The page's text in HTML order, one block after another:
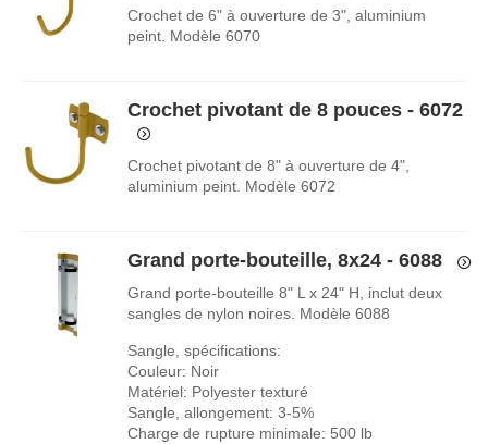
Crochet de 6" à ouverture de 3", aluminium
peint. Modèle 6070
Crochet pivotant de 8 pouces - 6072
Crochet pivotant de 8" à ouverture de 4",
aluminium peint. Modèle 6072
Grand porte-bouteille, 8x24 - 6088
Grand porte-bouteille 8" L x 24" H, inclut deux
sangles de nylon noires. Modèle 6088
Sangle, spécifications:
Couleur: Noir
Matériel: Polyester texturé
Sangle, allongement: 3-5%
Charge de rupture minimale: 500 lb